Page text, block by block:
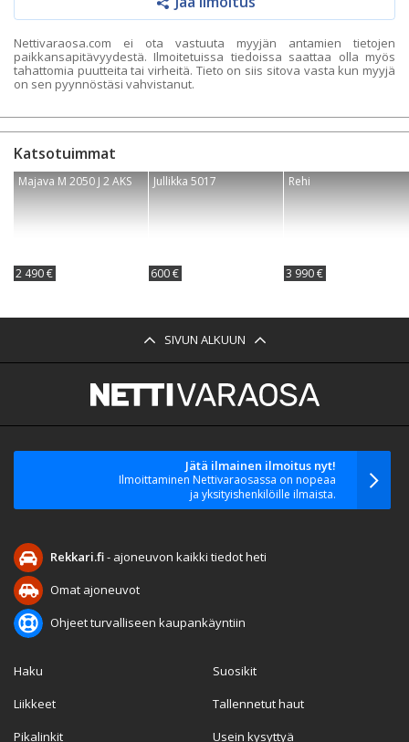
Nettivaraosa.com ei ota vastuuta myyjän antamien tietojen
paikkansapitävyydestä. Ilmoitetuissa tiedoissa saattaa olla myös
tahattomia puutteita tai virheitä. Tieto on siis sitova vasta kun myyjä
on sen pyynnöstäsi vahvistanut.
Katsotuimmat
Majava M 2050 J 2 AKS
2 490 €
Jullikka 5017
600 €
Rehi
3 990 €
SIVUN ALKUUN
Jätä ilmainen ilmoitus nyt!
Ilmoittaminen Nettivaraosassa on nopeaa
ja yksityishenkilöille ilmaista.
Rekkari.fi- ajoneuvon kaikki tiedot heti
Omat ajoneuvot
Ohjeet turvalliseen kaupankäyntiin
Haku
Liikkeet
Pikalinkit
Suosikit
Tallennetut haut
Usein kysyttyä